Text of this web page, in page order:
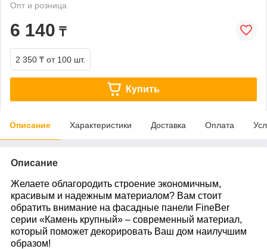
Опт и розница
6 140 ₸
2 350 ₸ от 100 шт.
Купить
Описание Характеристики Доставка Оплата
Описание
Желаете облагородить строение экономичным,
красивым и надежным материалом? Вам стоит
обратить внимание на фасадные панели FineBer
серии «Камень крупный» – современный материал,
который поможет декорировать Ваш дом наилучшим
образом!